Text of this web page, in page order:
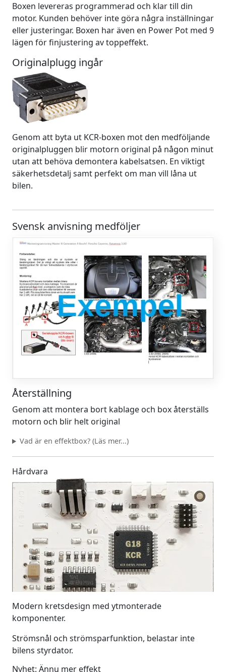
Boxen levereras programmerad och klar till din
motor. Kunden behöver inte göra några inställningar
eller justeringar. Boxen har även en Power Pot med 9
lägen för finjustering av toppeffekt.
Originalplugg ingår
Genom att byta ut KCR-boxen mot den medföljande
originalpluggen blir motorn original på någon minut
utan att behöva demontera kabelsatsen. En viktigt
säkerhetsdetalj samt perfekt om man vill låna ut
bilen.
Svensk anvisning medföljer
Återställning
Genom att montera bort kablage och box återställs
motorn och blir helt original
Vad är en effektbox? (Läs mer...)
Hårdvara
Modern kretsdesign med ytmonterade
komponenter.
Strömsnål och strömsparfunktion, belastar inte
bilens styrdator.
Nyhet: Ännu mer effekt